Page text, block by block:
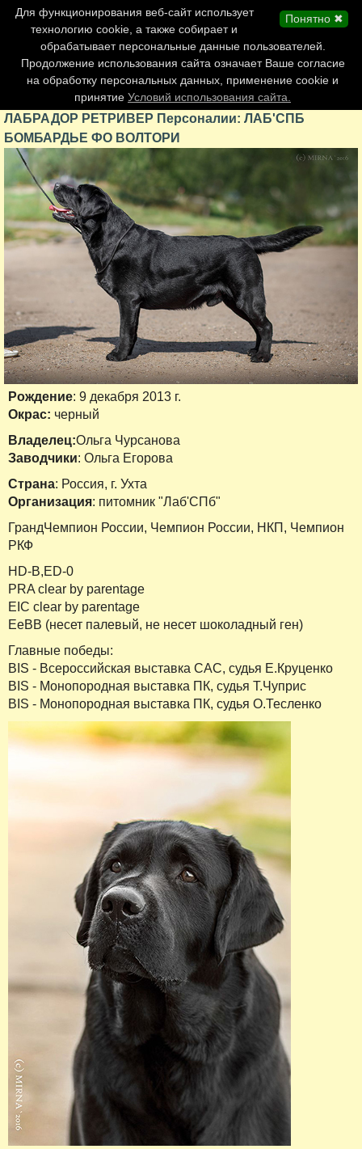
Главная страница
Обновления сайта
Контакты
Персоналии
Форум
ЛАБРАДОР РЕТРИВЕР Персоналии: ЛАБ'СПБ
БОМБАРДЬЕ ФО ВОЛТОРИ
Рождение: 9 декабря 2013 г.
Окрас: черный
Владелец:Ольга Чурсанова
Заводчики: Ольга Егорова
Страна: Россия, г. Ухта
Организация: питомник "Лаб'СПб"
ГрандЧемпион России, Чемпион России, НКП, Чемпион
РКФ
HD-B,ED-0
PRA clear by parentage
EIC clear by parentage
EeBB (несет палевый, не несет шоколадный ген)
Главные победы:
BIS - Всероссийская выставка САС, судья Е.Круценко
BIS - Монопородная выставка ПК, судья Т.Чуприс
BIS - Монопородная выставка ПК, судья О.Тесленко
Понятно ✖
Для функционирования веб-сайт использует
технологию cookie, а также собирает и
обрабатывает персональные данные пользователей.
Продолжение использования сайта означает Ваше согласие
на обработку персональных данных, применение cookie и
принятие Условий использования сайта.